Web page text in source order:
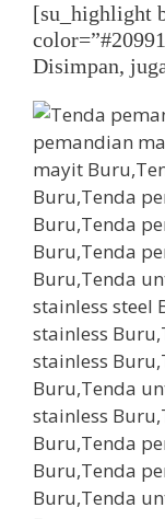
[su_highlight
Disimpan,